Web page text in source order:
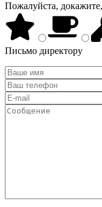
Пожалуйста,
Письмо директору